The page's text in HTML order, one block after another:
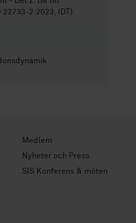
22733-2:2023, IDT)
Medlem
Nyheter och Press
SIS Konferens & möten